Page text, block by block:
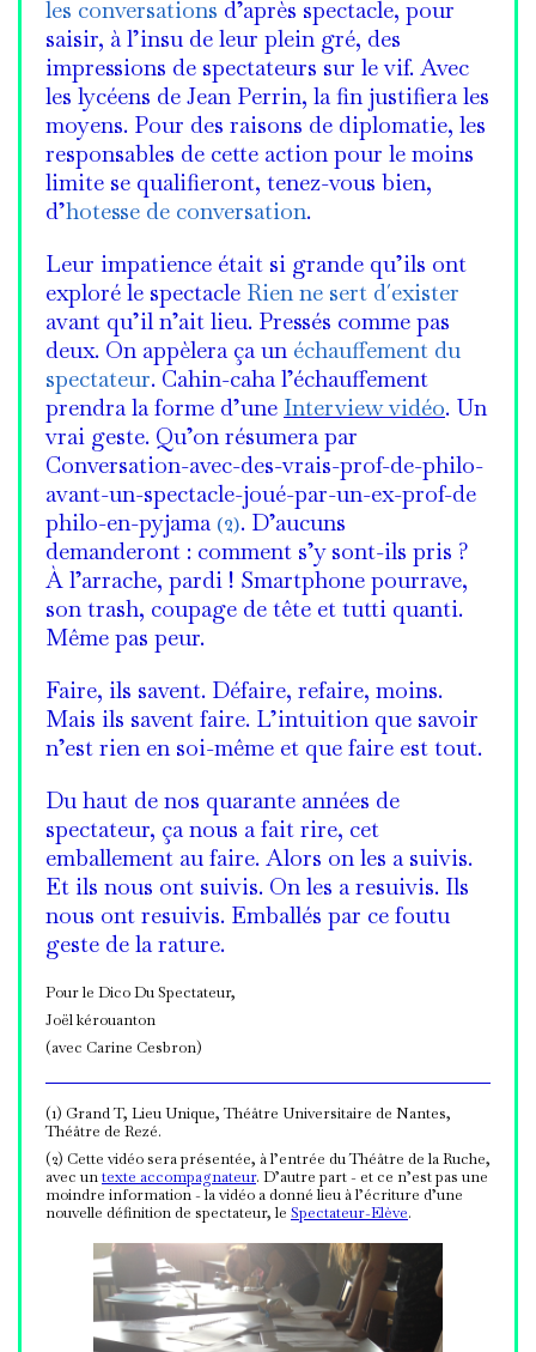
les conversations d’après spectacle, pour
saisir, à l’insu de leur plein gré, des
impressions de spectateurs sur le vif. Avec
les lycéens de Jean Perrin, la fin justifiera les
moyens. Pour des raisons de diplomatie, les
responsables de cette action pour le moins
limite se qualifieront, tenez-vous bien,
d’hotesse de conversation.
Leur impatience était si grande qu’ils ont
exploré le spectacle Rien ne sert d´exister
avant qu’il n’ait lieu. Pressés comme pas
deux. On appèlera ça un échauffement du
spectateur. Cahin-caha l’échauffement
prendra la forme d’une Interview vidéo. Un
vrai geste. Qu’on résumera par
Conversation-avec-des-vrais-prof-de-philo-
avant-un-spectacle-joué-par-un-ex-prof-de
philo-en-pyjama (2). D’aucuns
demanderont : comment s’y sont-ils pris ?
À l’arrache, pardi ! Smartphone pourrave,
son trash, coupage de tête et tutti quanti.
Même pas peur.
Faire, ils savent. Défaire, refaire, moins.
Mais ils savent faire. L’intuition que savoir
n’est rien en soi-même et que faire est tout.
Du haut de nos quarante années de
spectateur, ça nous a fait rire, cet
emballement au faire. Alors on les a suivis.
Et ils nous ont suivis. On les a resuivis. Ils
nous ont resuivis. Emballés par ce foutu
geste de la rature.
Pour le Dico Du Spectateur,
Joël kérouanton
(avec Carine Cesbron)
(1) Grand T, Lieu Unique, Théâtre Universitaire de Nantes,
Théâtre de Rezé.
(2) Cette vidéo sera présentée, à l’entrée du Théâtre de la Ruche,
avec un texte accompagnateur. D’autre part - et ce n’est pas une
moindre information - la vidéo a donné lieu à l’écriture d’une
nouvelle définition de spectateur, le Spectateur-Elève.